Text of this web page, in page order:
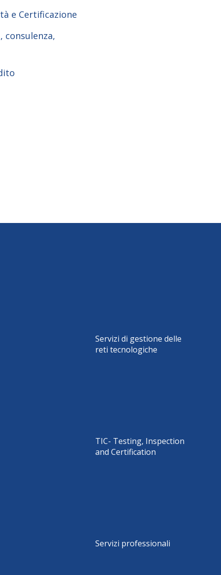
e Certificazione
consulenza,
Servizi di gestione delle
reti tecnologiche
TIC- Testing, Inspection
and Certification
Servizi professionali